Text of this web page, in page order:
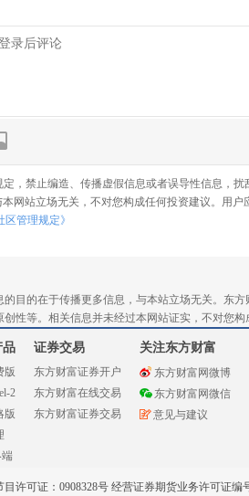
，禁止编造、传播虚假信息或者误导性信息，
网站立场无关，不对您构成任何投资建议。用
区管理规定》
目的在于传播更多信息，与本站立场无关。东
性等。相关信息并未经过本网站证实，不对您
品
版
2
版
端
证券交易
东方财富证券开户
东方财富在线交易
东方财富证券交易
关注东方财富
东方财富网微博
东方财富网微信
意见与建议
许可证：0908328号 经营证券期货业务许可证编